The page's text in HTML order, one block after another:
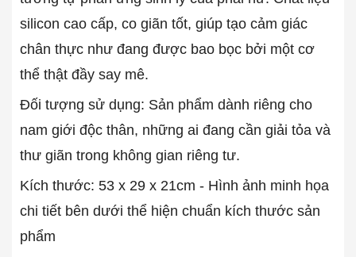
silicon cao cấp, co giãn tốt, giúp tạo cảm giác
chân thực như đang được bao bọc bởi một cơ
thể thật đầy say mê.
Đối tượng sử dụng: Sản phẩm dành riêng cho
nam giới độc thân, những ai đang cần giải tỏa và
thư giãn trong không gian riêng tư.
Kích thước: 53 x 29 x 21cm - Hình ảnh minh họa
chi tiết bên dưới thể hiện chuẩn kích thước sản
phẩm